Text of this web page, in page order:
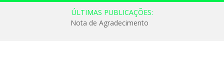
ÚLTIMAS PUBLICAÇÕES:
Nota de Agradecimento